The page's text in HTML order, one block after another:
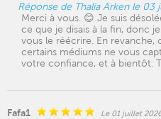
Réponse de Thalia Arken le 03
Merci à vous. 😊 Je suis
ce que je disais à la fin, donc
vous le réécrire. En revanche,
certains médiums ne vous
votre confiance, et à bientôt.
Fafa1 Le 01 juillet